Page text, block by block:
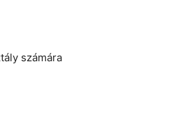
számára